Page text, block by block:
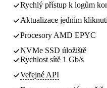
Rychlý přístup k logům
Aktualizace jedním
Procesory AMD EPYC
NVMe SSD úložiště
Rychlost sítě 1 Gb/s
Veřejné API